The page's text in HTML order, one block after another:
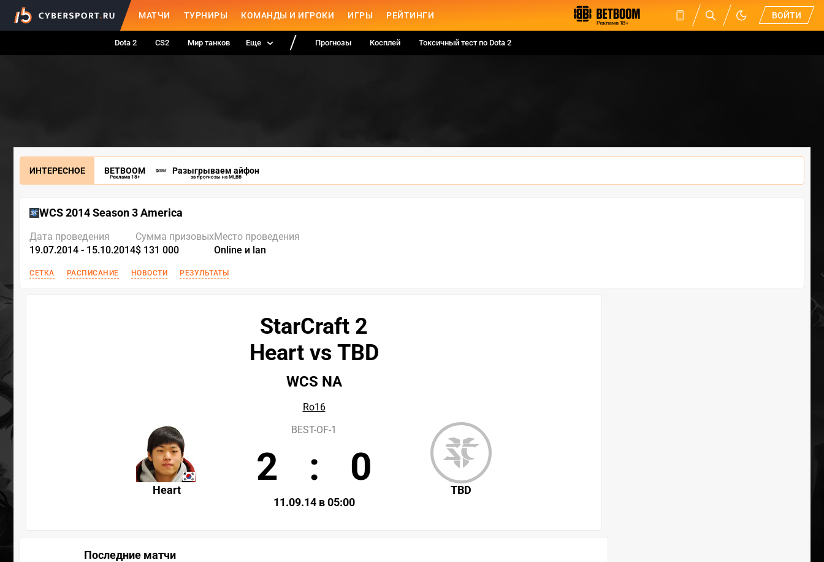
МАТЧИ ТУРНИРЫ КОМАНДЫ И ИГРОКИ ИГРЫ РЕЙТИНГИ ВОЙТИ
Dota 2 CS2 Мир танков Еще Прогнозы Косплей Токсичный тест по Dota 2
ИНТЕРЕСНОЕ BETBOOM
Реклама 18+
Разыгрываем айфон
за прогнозы на MLBB
WCS 2014 Season 3 America
Дата проведения
19.07.2014 - 15.10.2014
Сумма призовых
$ 131 000
Место проведения
Online и lan
СЕТКА РАСПИСАНИЕ НОВОСТИ РЕЗУЛЬТАТЫ
StarCraft 2
Heart vs TBD
WCS NA
Ro16
Heart TBD
BEST-OF-1
2 : 0
11.09.14 в 05:00
Последние матчи